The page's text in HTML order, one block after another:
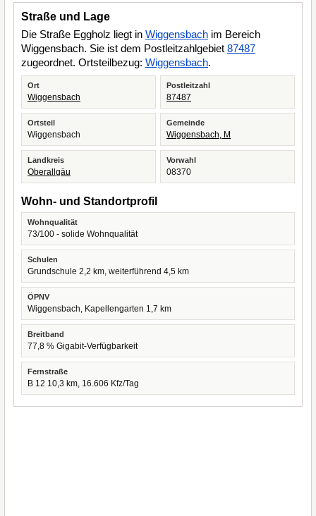
Straße und Lage
Die Straße Eggholz liegt in Wiggensbach im Bereich
Wiggensbach. Sie ist dem Postleitzahlgebiet 87487
zugeordnet. Ortsteilbezug: Wiggensbach.
Ort
Wiggensbach
Postleitzahl
87487
Ortsteil
Wiggensbach
Gemeinde
Wiggensbach, M
Landkreis
Oberallgäu
Vorwahl
08370
Wohn- und Standortprofil
Wohnqualität
73/100 - solide Wohnqualität
Schulen
Grundschule 2,2 km, weiterführend 4,5 km
ÖPNV
Wiggensbach, Kapellengarten 1,7 km
Breitband
77,8 % Gigabit-Verfügbarkeit
Fernstraße
B 12 10,3 km, 16.606 Kfz/Tag